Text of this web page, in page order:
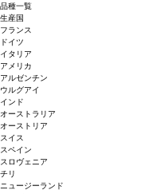
品種一覧
生産国
フランス
ドイツ
イタリア
アメリカ
アルゼンチン
ウルグアイ
インド
オーストラリア
オーストリア
スイス
スペイン
スロヴェニア
チリ
ニュージーランド